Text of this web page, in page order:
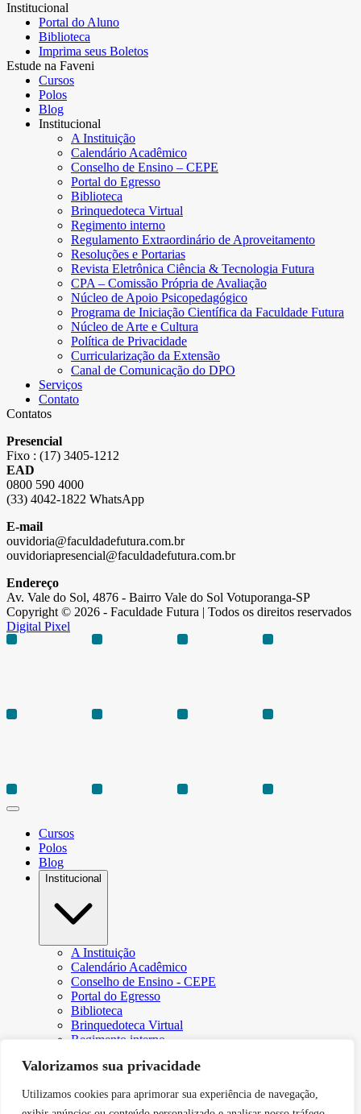
Valorizamos sua privacidade
Utilizamos cookies para aprimorar sua experiência de navegação,
Institucional
Portal do Aluno
Biblioteca
Imprima seus Boletos
Estude na Faveni
Cursos
Polos
Blog
Institucional
A Instituição
Calendário Acadêmico
Conselho de Ensino – CEPE
Portal do Egresso
Biblioteca
Brinquedoteca Virtual
Regimento interno
Regulamento Extraordinário de Aproveitamento
Resoluções e Portarias
Revista Eletrônica Ciência & Tecnologia Futura
CPA – Comissão Própria de Avaliação
Núcleo de Apoio Psicopedagógico
Programa de Iniciação Científica da Faculdade Futura
Núcleo de Arte e Cultura
Política de Privacidade
Curricularização da Extensão
Canal de Comunicação do DPO
Serviços
Contato
Contatos
Presencial
Fixo : (17) 3405-1212
EAD
0800 590 4000
(33) 4042-1822 WhatsApp
E-mail
ouvidoria@faculdadefutura.com.br
ouvidoriapresencial@faculdadefutura.com.br
Endereço
Av. Vale do Sol, 4876 - Bairro Vale do Sol Votuporanga-SP
Copyright © 2026 - Faculdade Futura | Todos os direitos reservados
Digital Pixel
Cursos
Polos
Blog
Institucional
A Instituição
Calendário Acadêmico
Conselho de Ensino - CEPE
Portal do Egresso
Biblioteca
Brinquedoteca Virtual
Regimento interno
Resoluções e Portarias
CPA – Comissão Própria de Avaliação